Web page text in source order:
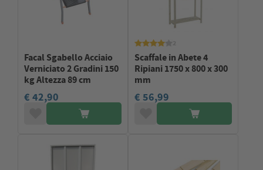
Facal Sgabello Acciaio
Verniciato 2 Gradini 150
kg Altezza 89 cm
€ 42,90
Scaffale in Abete 4
Ripiani 1750 x 800 x 300
mm
€ 56,99